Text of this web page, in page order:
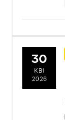
30
КВІ
2026